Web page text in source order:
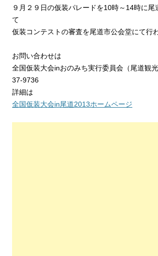
９月２９日の仮装パレードを10時～14時に尾
て
仮装コンテストの審査を尾道市公会堂にて行
お問い合わせは
全国仮装大会inおのみち実行委員会（尾道観
37-9736
詳細は
全国仮装大会in尾道2013ホームページ